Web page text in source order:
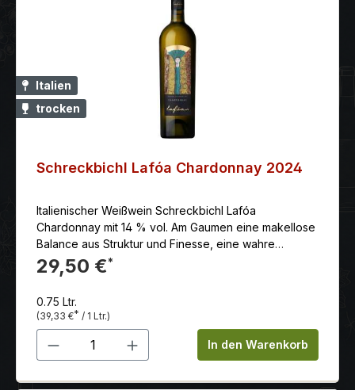
Italien
trocken
Schreckbichl Lafóa Chardonnay 2024
Italienischer Weißwein Schreckbichl Lafóa
Chardonnay mit 14 % vol. Am Gaumen eine makellose
Balance aus Struktur und Finesse, eine wahre
Glanzleistung der Kellerei. Fein unterlegtes Holz
machen diesen Wein zu einem harmonischen Ganzen.
29,50 €*
0.75 Ltr.
(39,33 €* / 1 Ltr.)
Produkt Anzahl: Gib denIn den Warenkorb